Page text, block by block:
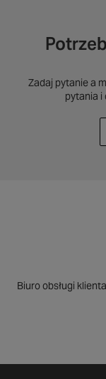
Zadaj pytanie a
pytania i
Biuro obsługi